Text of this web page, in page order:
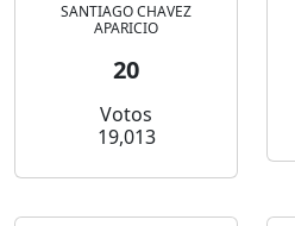
SANTIAGO CHAVEZ
APARICIO
20
Votos
19,013